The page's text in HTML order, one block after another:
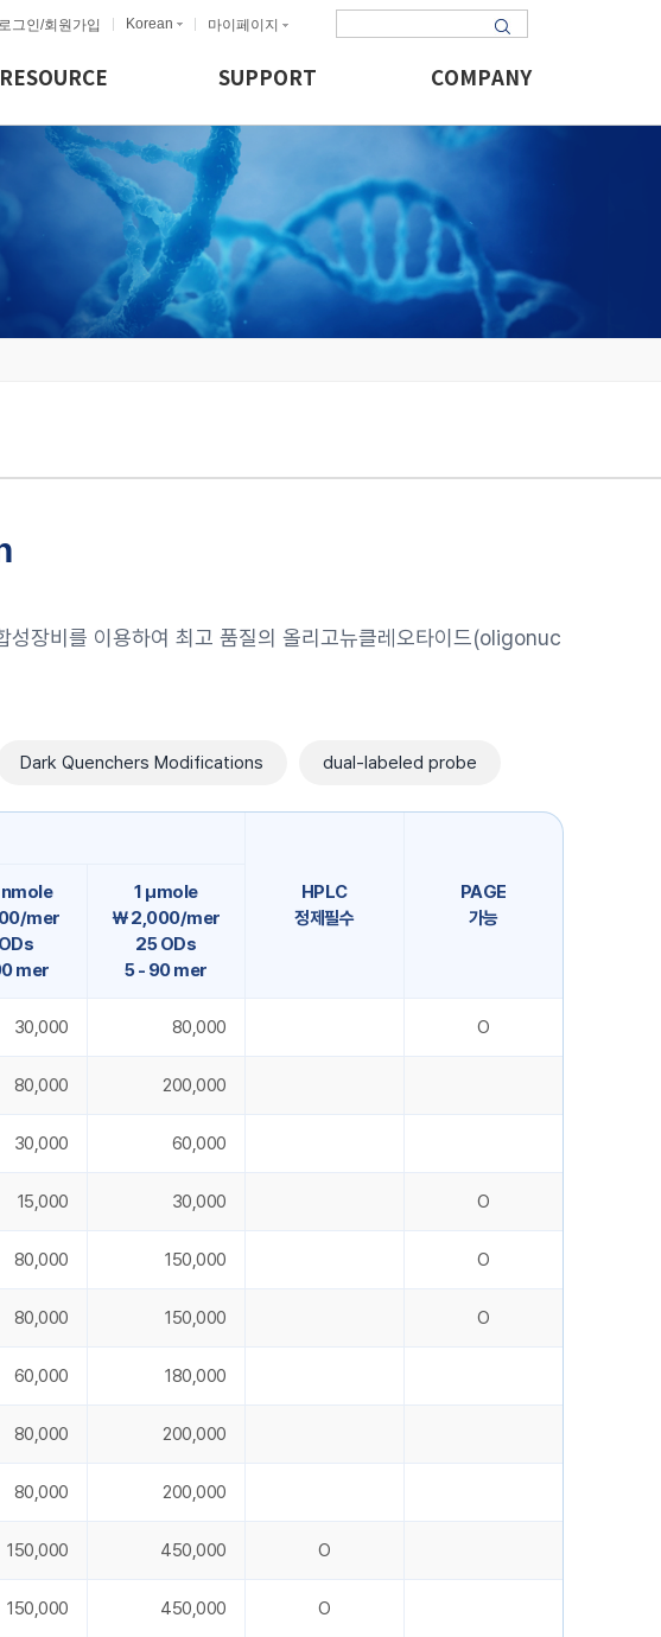
로그인/회원가입 Korean 마이페이지
RESOURCE SUPPORT COMPANY
장비를 이용하여 최고 품질의 올리고뉴클레오타이드(oligonuc
Dark Quenchers Modifications dual-labeled probe
HPLC
정제필수
PAGE
가능
mer
mer
1 μmole
￦ 2,000/mer
25 ODs
5 - 90 mer
30,000 80,000 O
80,000 200,000
30,000 60,000
15,000 30,000 O
80,000 150,000 O
80,000 150,000 O
60,000 180,000
80,000 200,000
80,000 200,000
150,000 450,000 O
150,000 450,000 O